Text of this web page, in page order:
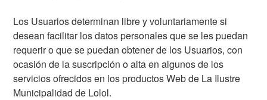
Los Usuarios determinan libre y voluntariamente si
desean facilitar los datos personales que se les puedan
requerir o que se puedan obtener de los Usuarios, con
ocasión de la suscripción o alta en algunos de los
servicios ofrecidos en los productos Web de La Ilustre
Municipalidad de Lolol.